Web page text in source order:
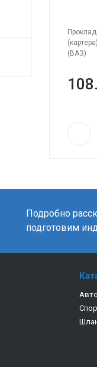
(ВАЗ)
Подробно
подготовим